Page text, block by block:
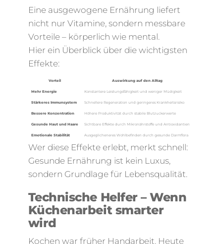
Eine ausgewogene Ernährung liefert
nicht nur Vitamine, sondern messbare
Vorteile – körperlich wie mental.
Hier ein Überblick über die wichtigsten
Effekte:
Vorteil Auswirkung auf den Alltag
Mehr Energie Konstantere Leistungsfähigkeit und weniger Müdigkeit
Stärkeres Immunsystem Schnellere Regeneration und geringeres Krankheitsrisiko
Bessere Konzentration Höhere Produktivität durch stabile Blutzuckerwerte
Gesunde Haut und Haare Sichtbare Effekte durch Mikronährstoffe und Antioxidantien
Emotionale Stabilität Ausgeglicheneres Wohlbefinden durch gesunde Darmflora
Wer diese Effekte erlebt, merkt schnell:
Gesunde Ernährung ist kein Luxus,
sondern Grundlage für Lebensqualität.
Technische Helfer – Wenn
Küchenarbeit smarter
wird
Kochen war früher Handarbeit. Heute